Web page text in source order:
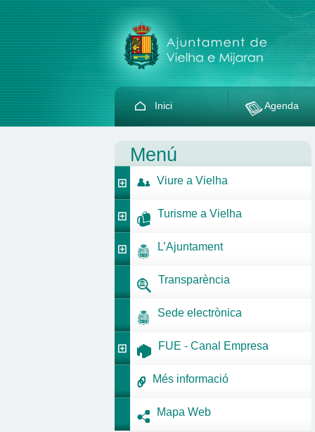
Inici Agenda
Menú
Viure a Vielha
Turisme a Vielha
L’Ajuntament
Transparència
Sede electrònica
FUE - Canal Empresa
Més informació
Mapa Web